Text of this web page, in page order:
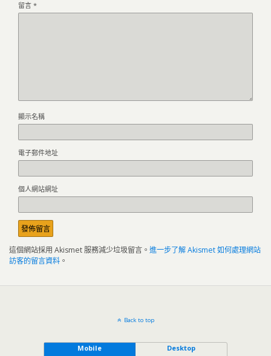
留言 *
顯示名稱
電子郵件地址
個人網站網址
這個網站採用 Akismet 服務減少垃圾留言。 進一步了解 Akismet 如何處理網站
訪客的留言資料 。
Back to top
Mobile Desktop